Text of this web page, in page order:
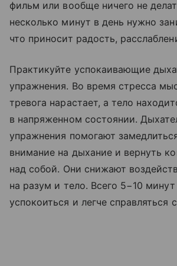
фильм или вообще ничего не
несколько минут в день нужно
что приносит радость,
Практикуйте успокаивающие
упражнения. Во время стресса
тревога нарастает, а тело
в напряженном состоянии.
упражнения помогают
внимание на дыхание и вернуть
над собой. Они снижают
на разум и тело. Всего 5−10
успокоиться и легче справляться